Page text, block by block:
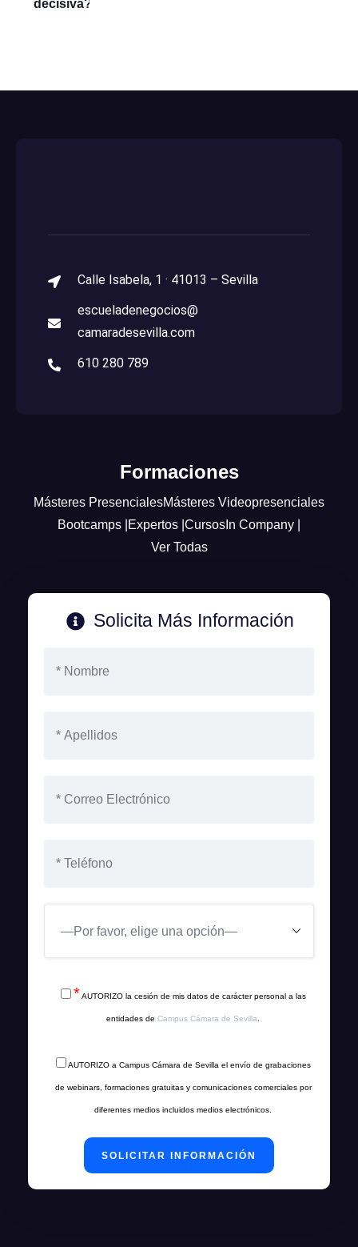
Calle Isabela, 1 · 41013 – Sevilla
escueladenegocios@
camaradesevilla.com
610 280 789
Formaciones
Másteres PresencialesMásteres Videopresenciales
Bootcamps | Expertos | Cursos In Company |
Ver Todas
Solicita Más Información
* AUTORIZO la cesión de mis datos de carácter personal a las
entidades de Campus Cámara de Sevilla
AUTORIZO a Campus Cámara de Sevilla el envío de grabaciones
de webinars, formaciones gratuitas y comunicaciones comerciales por
diferentes medios incluidos medios electrónicos.